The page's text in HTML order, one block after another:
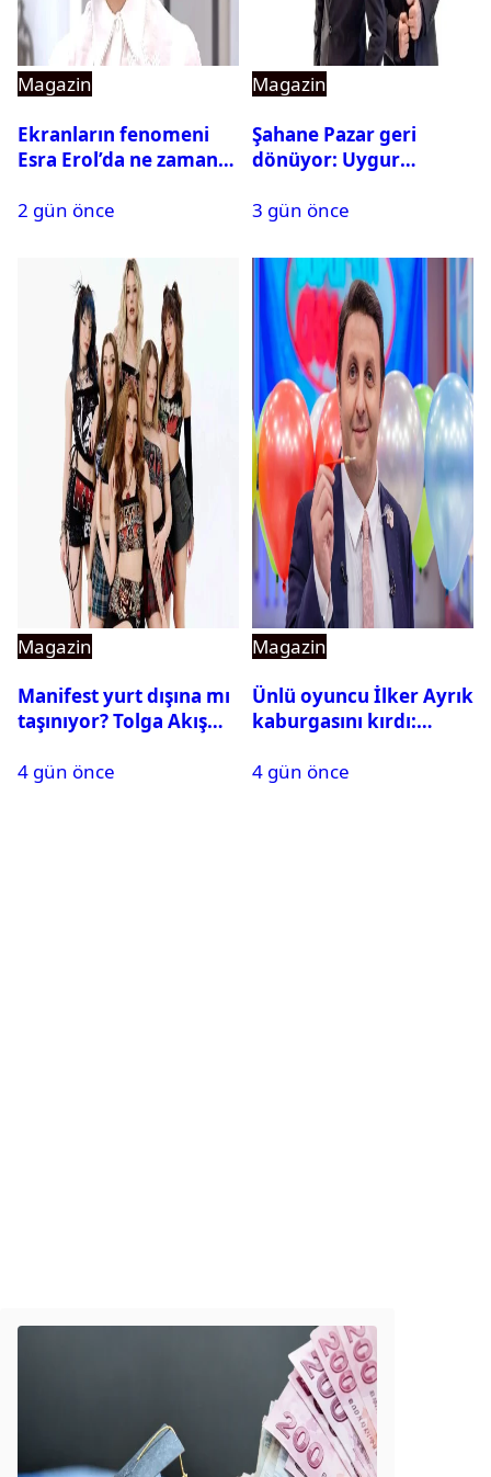
Magazin
Ekranların fenomeni
Esra Erol’da ne zaman
2 gün önce
Magazin
Şahane Pazar geri
dönüyor: Uygur
açıklama geldi
3 gün önce
Magazin
Manifest yurt dışına mı
taşınıyor? Tolga Akış
4 gün önce
Magazin
Ünlü oyuncu İlker Ayrık
kaburgasını kırdı:
4 gün önce